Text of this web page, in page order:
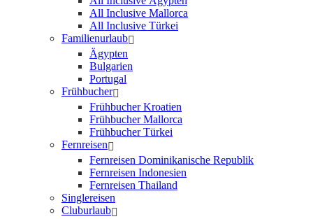
All Inclusive Mallorca
All Inclusive Türkei
Familienurlaub
Ägypten
Bulgarien
Portugal
Frühbucher
Frühbucher Kroatien
Frühbucher Mallorca
Frühbucher Türkei
Fernreisen
Fernreisen Dominikanische Republik
Fernreisen Indonesien
Fernreisen Thailand
Singlereisen
Cluburlaub